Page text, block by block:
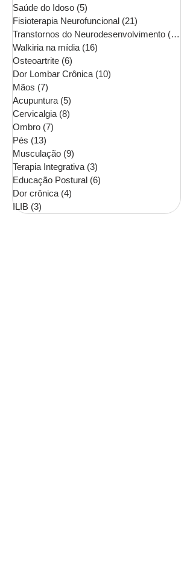
Saúde do Idoso (5)
Fisioterapia Neurofuncional (21)
Transtornos do Neurodesenvolvimento (16)
Walkiria na mídia (16)
Osteoartrite (6)
Dor Lombar Crônica (10)
Mãos (7)
Acupuntura (5)
Cervicalgia (8)
Ombro (7)
Pés (13)
Musculação (9)
Terapia Integrativa (3)
Educação Postural (6)
Dor crônica (4)
ILIB (3)